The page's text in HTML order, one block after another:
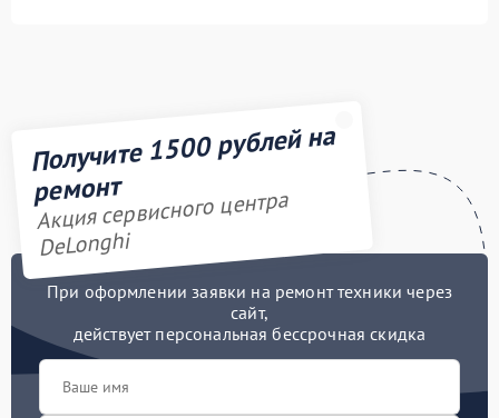
Получите 1500 рублей на
ремонт
Акция сервисного центра
DeLonghi
При оформлении заявки на ремонт техники через
сайт,
действует персональная бессрочная скидка